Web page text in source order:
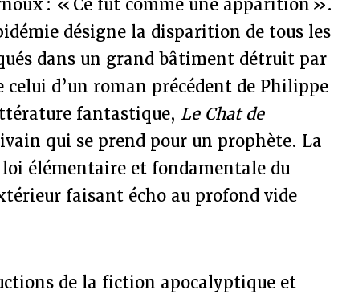
: « Ce fut comme une apparition ».
désigne la disparition de tous les
dans un grand bâtiment détruit par
d’un roman précédent de Philippe
fantastique, Le Chat de
qui se prend pour un prophète. La
élémentaire et fondamentale du
faisant écho au profond vide
de la fiction apocalyptique et